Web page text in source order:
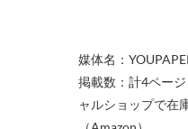
媒体名：
掲載数：計4ペー
ャルショップで在